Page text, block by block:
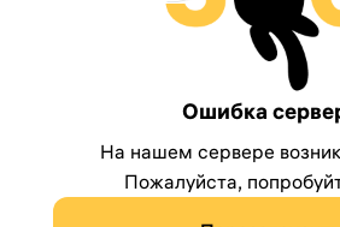
Ошибка
На нашем сервере
Пожалуйста,